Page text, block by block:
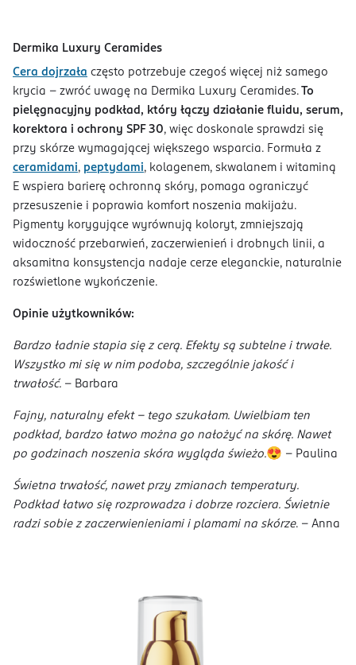
Dermika Luxury Ceramides
Cera dojrzała często potrzebuje czegoś więcej niż samego
krycia - zwróć uwagę na Dermika Luxury Ceramides. To
pielęgnacyjny podkład, który łączy działanie fluidu, serum,
korektora i ochrony SPF 30, więc doskonale sprawdzi się
przy skórze wymagającej większego wsparcia. Formuła z
ceramidami, peptydami, kolagenem, skwalanem i witaminą
E wspiera barierę ochronną skóry, pomaga ograniczyć
przesuszenie i poprawia komfort noszenia makijażu.
Pigmenty korygujące wyrównują koloryt, zmniejszają
widoczność przebarwień, zaczerwienień i drobnych linii, a
aksamitna konsystencja nadaje cerze eleganckie, naturalnie
rozświetlone wykończenie.
Opinie użytkowników:
Bardzo ładnie stapia się z cerą. Efekty są subtelne i trwałe.
Wszystko mi się w nim podoba, szczególnie jakość i
trwałość. - Barbara
Fajny, naturalny efekt - tego szukałam. Uwielbiam ten
podkład, bardzo łatwo można go nałożyć na skórę. Nawet
po godzinach noszenia skóra wygląda świeżo.😍 - Paulina
Świetna trwałość, nawet przy zmianach temperatury.
Podkład łatwo się rozprowadza i dobrze rozciera. Świetnie
radzi sobie z zaczerwienieniami i plamami na skórze. - Anna